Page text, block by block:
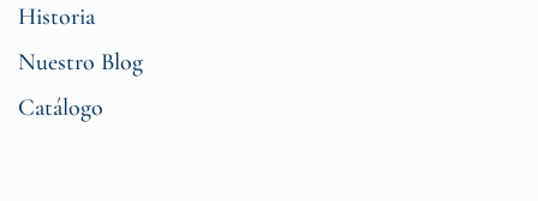
Historia
Nuestro Blog
Catálogo